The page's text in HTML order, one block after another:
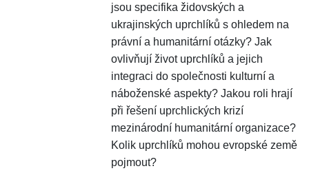
jsou specifika židovských a
ukrajinských uprchlíků s ohledem na
právní a humanitární otázky? Jak
ovlivňují život uprchlíků a jejich
integraci do společnosti kulturní a
náboženské aspekty? Jakou roli hrají
při řešení uprchlických krizí
mezinárodní humanitární organizace?
Kolik uprchlíků mohou evropské země
pojmout?